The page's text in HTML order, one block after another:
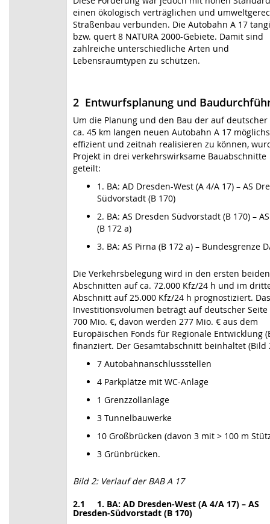
einen ökologisch verträglichen und
Straßenbau verbunden. Die Autobahn A 17
bzw. quert 8 NATURA 2000-Gebiete. Damit sind
zahlreiche unterschiedliche Arten und
Lebensraumtypen zu schützen.
2 Entwurfsplanung und
Um die Planung und den Bau der auf deutscher
ca. 45 km langen neuen Autobahn A 17
effizient und zeitnah realisieren zu können,
Projekt in drei verkehrswirksame Bauabschnitte
geteilt:
1. BA: AD Dresden-West (A 4/A 17) – AS
Südvorstadt (B 170)
2. BA: AS Dresden Südvorstadt (B 170) –
(B 172 a)
3. BA: AS Pirna (B 172 a) – Bundesgrenze
Die Verkehrsbelegung wird in den ersten beiden
Abschnitten auf ca. 72.000 Kfz/24 h und im
Abschnitt auf 25.000 Kfz/24 h prognostiziert. Das
Investitionsvolumen beträgt auf deutscher Seite
700 Mio. €, davon werden 277 Mio. € aus dem
Europäischen Fonds für Regionale Entwicklung
finanziert. Der Gesamtabschnitt beinhaltet (Bild
7 Autobahnanschlussstellen
4 Parkplätze mit WC-Anlage
1 Grenzzollanlage
3 Tunnelbauwerke
10 Großbrücken (davon 3 mit > 100 m
3 Grünbrücken.
Bild 2: Verlauf der BAB A 17
2.1 1. BA: AD Dresden-West (A 4/A 17) – AS
Dresden-Südvorstadt (B 170)